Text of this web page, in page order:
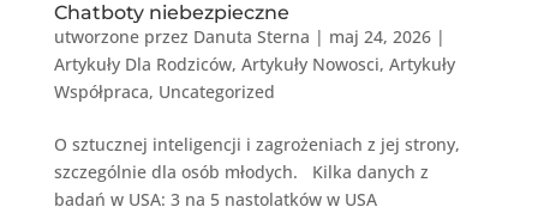
Chatboty niebezpieczne
utworzone przez Danuta Sterna | maj 24, 2026|
Artykuły Dla Rodziców, Artykuły Nowosci, Artykuły
Współpraca, Uncategorized
O sztucznej inteligencji i zagrożeniach z jej strony,
szczególnie dla osób młodych. Kilka danych z
badań w USA: 3 na 5 nastolatków w USA